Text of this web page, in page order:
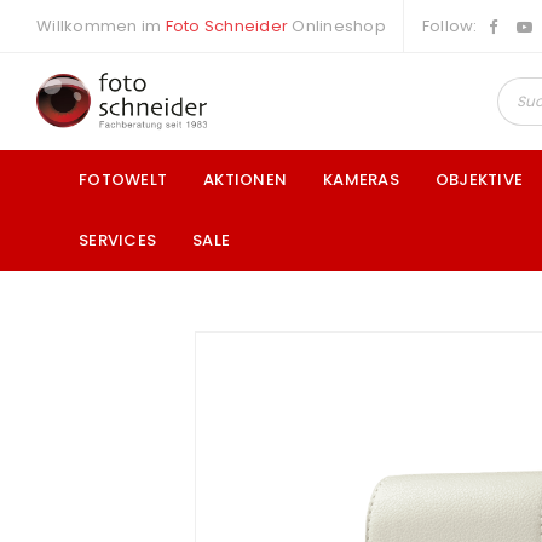
Willkommen im Foto Schneider Onlineshop Follow:
FOTOWELT AKTIONEN KAMERAS OBJEKTIVE
SERVICES SALE